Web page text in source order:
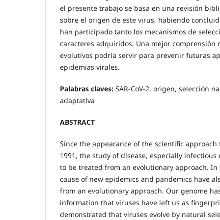
el presente trabajo se basa en una revisión
sobre el origen de este virus, habiendo
han participado tanto los mecanismos de
caracteres adquiridos. Una mejor comprensión
evolutivos podría servir para prevenir futuras
epidemias virales.
Palabras claves: SAR-CoV-2, origen, selección
adaptativa
ABSTRACT
Since the appearance of the scientific
1991, the study of disease, especially infectious
to be treated from an evolutionary approach. In
cause of new epidemics and pandemics have
from an evolutionary approach. Our genome
information that viruses have left us as
demonstrated that viruses evolve by natural